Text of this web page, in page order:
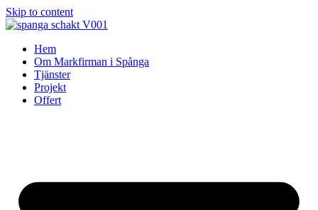
Skip to content
Hem
Om Markfirman i Spånga
Tjänster
Projekt
Offert